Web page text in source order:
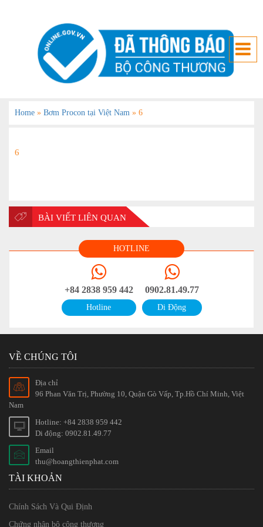
Home » Bơm Procon tại Việt Nam » 6
6
BÀI VIẾT LIÊN QUAN
HOTLINE
+84 2838 959 442
Hotline
0902.81.49.77
Di Động
VỀ CHÚNG TÔI
Địa chỉ
96 Phan Văn Trị, Phường 10, Quận Gò Vấp, Tp.Hồ Chí Minh, Việt
Nam
Hotline: +84 2838 959 442
Di động: 0902.81.49.77
Email
thu@hoangthienphat.com
TÀI KHOẢN
Chính Sách Và Qui Định
Chứng nhận bộ công thương